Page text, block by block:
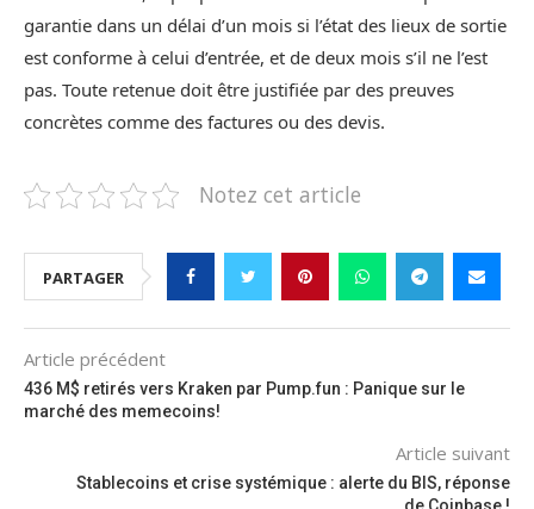
garantie dans un délai d’un mois si l’état des lieux de sortie
est conforme à celui d’entrée, et de deux mois s’il ne l’est
pas. Toute retenue doit être justifiée par des preuves
concrètes comme des factures ou des devis.
Notez cet article
PARTAGER
Article précédent
436 M$ retirés vers Kraken par Pump.fun : Panique sur le
marché des memecoins!
Article suivant
Stablecoins et crise systémique : alerte du BIS, réponse